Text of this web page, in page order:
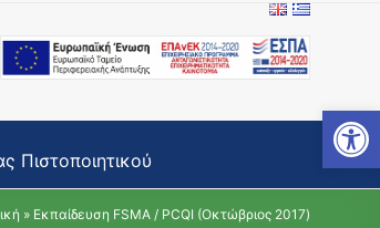
Open toolbar
Πιστοποιητικού
» Εκπαίδευση FSMA / PCQI (Οκτώβριος 2017)